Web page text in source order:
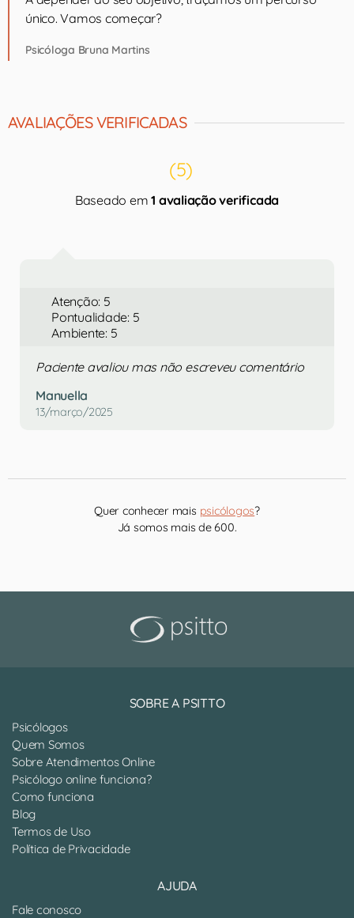
único. Vamos começar?
Psicóloga Bruna Martins
AVALIAÇÕES VERIFICADAS
(5)
Baseado em1 avaliação verificada
Atenção: 5
Pontualidade: 5
Ambiente: 5
Paciente avaliou mas não escreveu comentário
Manuella
13/março/2025
Quer conhecer mais psicólogos?
Já somos mais de 600.
SOBRE A PSITTO
Psicólogos
Quem Somos
Sobre Atendimentos Online
Psicólogo online funciona?
Como funciona
Blog
Termos de Uso
Política de Privacidade
AJUDA
Fale conosco